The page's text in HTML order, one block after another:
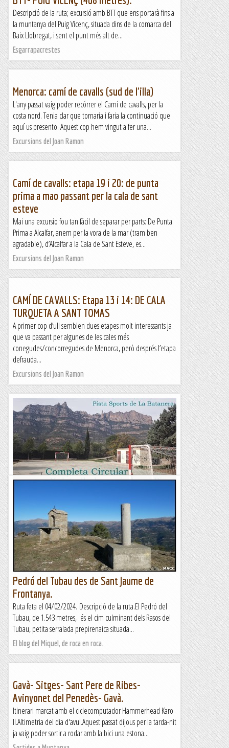
Descripció de la ruta; excursió amb BTT que ens portarà fins a
la muntanya del Puig Vicenç, situada dins de la comarca del
Baix Llobregat, i sent el punt més alt de...
Esgarrapacrestes
Menorca: camí de cavalls (sud de l'illa)
L'any passat vaig poder recórrer el Camí de cavalls, per la
costa nord. Tenia clar que tornaria i faria la continuació que
aquí us presento. Aquest cop hem vingut a fer una...
Excursions del Joan Ramon
Camí de cavalls: etapa 19 i 20: de punta
prima a mao passant per la cala de sant
esteve
Mai una excursio fou tan fácil de separar per parts: De Punta
Prima a Alcalfar, anem per la vora de la mar (tram ben
agradable), d’Alcalfar a la Cala de Sant Esteve, es...
Excursions del Joan Ramon
CAMÍ DE CAVALLS: Etapa 13 i 14: DE CALA
TURQUETA A SANT TOMAS
A primer cop d’ull semblen dues etapes molt interessants ja
que va passant per algunes de les cales més
conegudes/concorregudes de Menorca, però després l’etapa
defrauda...
Excursions del Joan Ramon
Completa Circular entre Xalets, lladrucs i
algun Pi
&nb...
Kimisades
Pedró del Tubau des de Sant Jaume de
Frontanya.
Ruta feta el 04/02/2024. Descripció de la ruta.El Pedró del
Tubau, de 1.543 metres, és el cim culminant dels Rasos del
Tubau, petita serralada prepirenaica situada...
El blog del Miquel, de roca en roca.
Gavà- Sitges- Sant Pere de Ribes-
Avinyonet del Penedès- Gavà.
Itinerari marcat amb el ciclecomputador Hammerhead Karo
II.Altimetria del dia d'avui.Aquest passat dijous per la tarda-nit
ja vaig poder sortir a rodar amb la bici una estona...